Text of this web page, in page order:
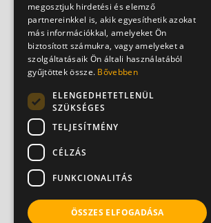
megosztjuk hirdetési és elemző
partnereinkkel is, akik egyesíthetik azokat
más információkkal, amelyeket Ön
biztosított számukra, vagy amelyeket a
szolgáltatásaik Ön általi használatából
gyűjtöttek össze. Bővebben
ELENGEDHETETLENÜL
SZÜKSÉGES
TELJESÍTMÉNY
CÉLZÁS
FUNKCIONALITÁS
ÖSSZES ELFOGADÁSA